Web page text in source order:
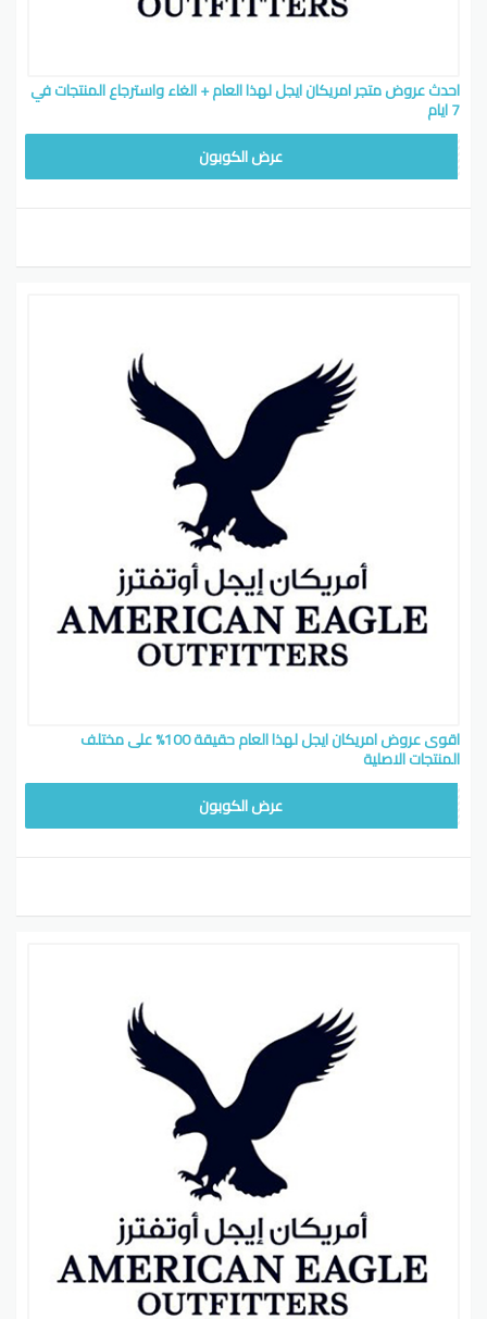
احدث عروض متجر امريكان ايجل لهذا العام + الغاء واسترجاع المنتجات في
7 ايام
عرض الكوبون
اقوى عروض امريكان ايجل لهذا العام حقيقة 100% على مختلف
المنتجات الاصلية
عرض الكوبون